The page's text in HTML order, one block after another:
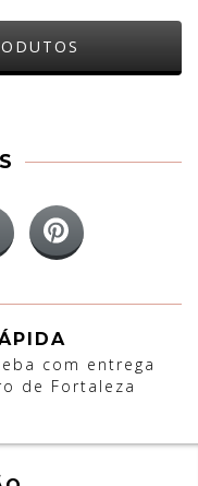
com entrega
de Fortaleza